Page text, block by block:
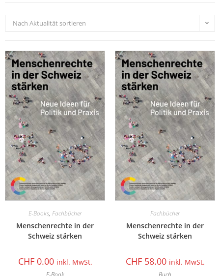
Nach Aktualität sortieren
E-Books, Fachbücher
Menschenrechte in der
Schweiz stärken
CHF0.00 inkl. MwSt.
E-Book
Fachbücher
Menschenrechte in der
Schweiz stärken
CHF58.00 inkl. MwSt.
Buch